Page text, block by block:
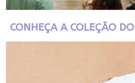
CONHEÇA A COLEÇÃO